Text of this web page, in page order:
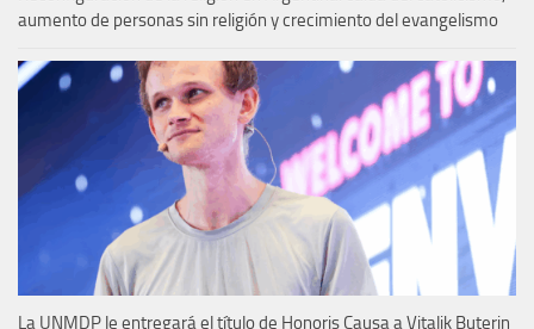
aumento de personas sin religión y crecimiento del evangelismo
La UNMDP le entregará el título de Honoris Causa a Vitalik Buterin